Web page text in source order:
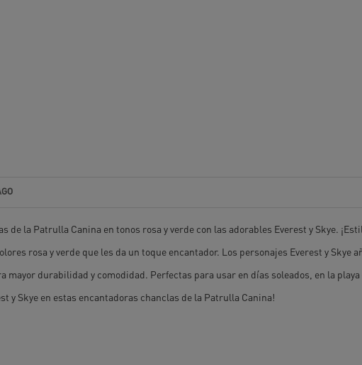
de la Patrulla Canina en tonos rosa y verde con las adorables Everest y Skye.
rosa y verde que les da un toque encantador. Los personajes Everest y Skye
mayor durabilidad y comodidad. Perfectas para usar en días soleados, en la playa
y Skye en estas encantadoras chanclas de la Patrulla Canina!